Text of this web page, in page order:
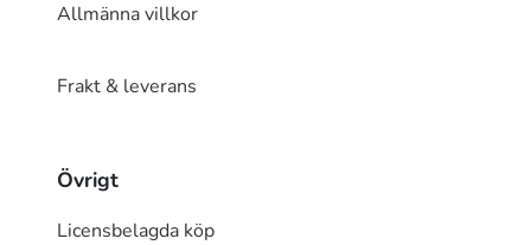
Allmänna villkor
Frakt & leverans
Övrigt
Licensbelagda köp